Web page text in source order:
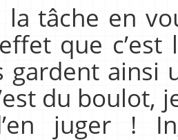
tâche en
que
gardent ainsi
du boulot,
juger !